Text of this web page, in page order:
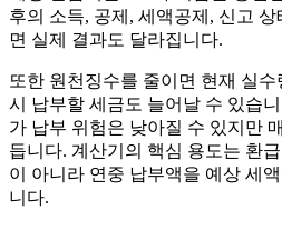
후의 소득, 공제, 세액공제, 신고 상
면 실제 결과도 달라집니다.
또한 원천징수를 줄이면 현재 실
시 납부할 세금도 늘어날 수 있습
가 납부 위험은 낮아질 수 있지만
듭니다. 계산기의 핵심 용도는 환
이 아니라 연중 납부액을 예상 세
니다.